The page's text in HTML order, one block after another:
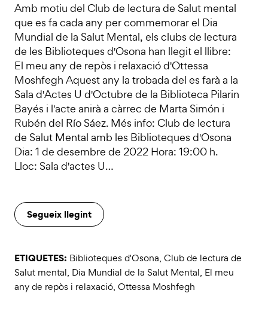
Amb motiu del Club de lectura de Salut mental
que es fa cada any per commemorar el Dia
Mundial de la Salut Mental, els clubs de lectura
de les Biblioteques d'Osona han llegit el llibre:
El meu any de repòs i relaxació d'Ottessa
Moshfegh Aquest any la trobada del es farà a la
Sala d'Actes U d'Octubre de la Biblioteca Pilarin
Bayés i l'acte anirà a càrrec de Marta Simón i
Rubén del Río Sáez. Més info: Club de lectura
de Salut Mental amb les Biblioteques d'Osona
Dia: 1 de desembre de 2022 Hora: 19:00 h.
Lloc: Sala d'actes U…
Segueix llegint
ETIQUETES: Biblioteques d'Osona, Club de lectura de
Salut mental, Dia Mundial de la Salut Mental, El meu
any de repòs i relaxació, Ottessa Moshfegh